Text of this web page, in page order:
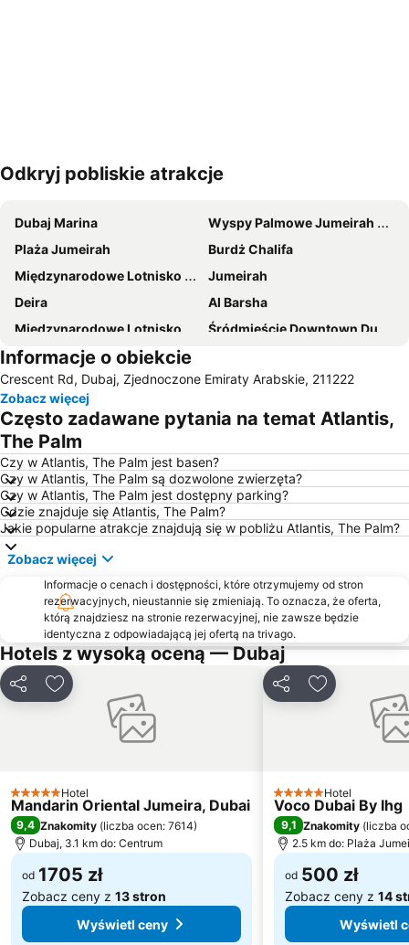
Powiększ mapę
Odkryj pobliskie atrakcje
Dubaj Marina
Wyspy Palmowe Jumeirah Dubaj
Plaża Jumeirah
Burdż Chalifa
Międzynarodowe Lotnisko Dubaj
Jumeirah
Deira
Al Barsha
Międzynarodowe Lotnisko Sharjah
Śródmieście Downtown Dubaj
Burj Khalifa/Dubai Mall Metro Station
Zatoka Dubaj
Bur Dubai
Aquaventure Waterpark
Dubai Metro
Dubai Marina Yacht Club
DMCC Metro Station
Business Bay Metro Station
Dubai World Trade Centre
Dubai Internet City
Centrum Handlowe Dubaj
Jumeirah Emirates Towers
Dubai Marina Mall
Dubai Media City
Ibn Battuta Mall
Rezydencja Jumeirah Beach
Al Maktoum International Airport
Centrum Handlowe Emiratów Dubaj
Jebel Ali Palm
Abu Bakr Seddiq Metro Station
Dubai Internet City Metro Station
Targi Dubaj
Dubai Creek Golf & Yacht Club
Dubaj Festival City
Airport Terminal 3 Metro Station
Burj KhalifaDubai Mall Metro Station
World Trade Centre Metro Station
Ibn Battuta Metro Station
Al Satwa
Emirates Towers Metro Station
HALA EXPO DUBAI
Palm Deira Metro Station
Informacje o obiekcie
Crescent Rd, Dubaj, Zjednoczone Emiraty Arabskie, 211222
Zobacz więcej
Często zadawane pytania na temat Atlantis,
The Palm
Czy w Atlantis, The Palm jest basen?
Czy w Atlantis, The Palm są dozwolone zwierzęta?
Czy w Atlantis, The Palm jest dostępny parking?
Gdzie znajduje się Atlantis, The Palm?
Jakie popularne atrakcje znajdują się w pobliżu Atlantis, The Palm?
Zobacz więcej
Informacje o cenach i dostępności, które otrzymujemy od stron
rezerwacyjnych, nieustannie się zmieniają. To oznacza, że oferta,
którą znajdziesz na stronie rezerwacyjnej, nie zawsze będzie
identyczna z odpowiadającą jej ofertą na trivago.
Hotels z wysoką oceną — Dubaj
UdostępnijDodaj do ulubionych
5 Kategoria
Hotel
Mandarin Oriental Jumeira, Dubai
9,4 Znakomity (liczba ocen: 7614)
Dubaj, 3.1 km do: Centrum
od 1705 zł
Zobacz ceny z 13 stron
Wyświetl ceny
UdostępnijDodaj do
5 Kategoria
Hotel
Voco Dubai By Ihg
9,1 Znakomity (liczba
2.5 km do: Plaża
od 500 zł
Zobacz ceny z 14
Wyświetl